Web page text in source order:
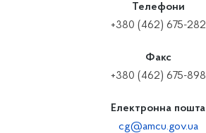
Телефони
+380 (462) 675-282
Факс
+380 (462) 675-898
Електронна пошта
cg@amcu.gov.ua